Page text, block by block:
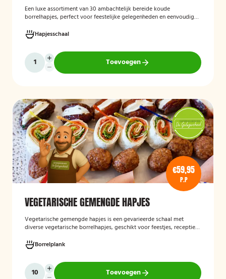
Een luxe assortiment van 30 ambachtelijk bereide koude
borrelhapjes, perfect voor feestelijke gelegenheden en eenvoudig
Hapjesschaal
Toevoegen
€59,95
P.P
VEGETARISCHE GEMENGDE HAPJES
Vegetarische gemengde hapjes is een gevarieerde schaal met
diverse vegetarische borrelhapjes, geschikt voor feestjes, recepties
smaakvolle vegetarische snacks en biedt een afwisselend
assortiment voor gasten die geen vlees eten.
Borrelplank
Toevoegen